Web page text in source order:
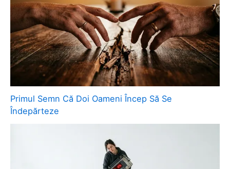
Primul Semn Că Doi Oameni Încep Să Se
Îndepărteze